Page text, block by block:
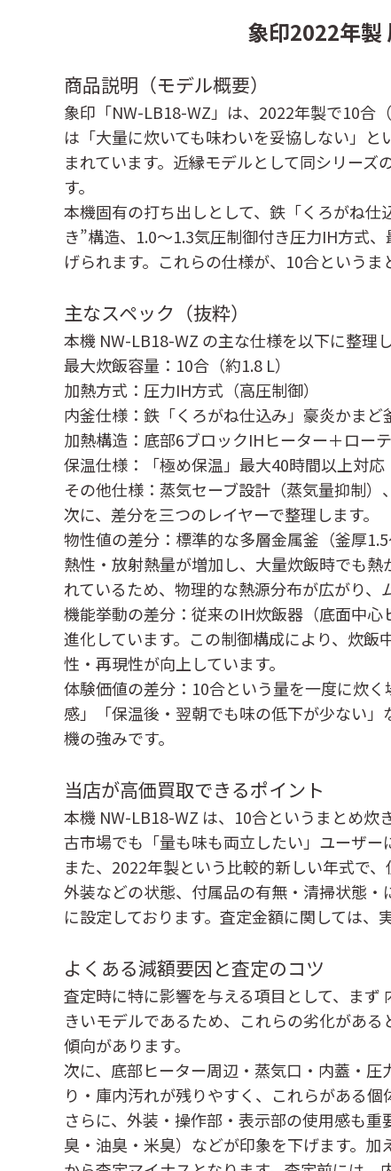
象印2022年製
商品説明（モデル概要）
象印「NW-LB18-WZ」は、2022年製で10合
は「大量に炊いても味わいを妥協しない」
まれています。近縁モデルとして同シリー
す。
本機固有の打ち出しとして、鉄「くろがね
き”構造、1.0〜1.3気圧制御付き圧力IH方式
げられます。これらの仕様が、10合という
主なスペック（抜粋）
本機 NW-LB18-WZ の主な仕様を以下に整理し
最大炊飯容量：10合（約1.8 L）
加熱方式：圧力IH方式（高圧制御）
内釜仕様：鉄「くろがね仕込み」豪炎かまど
加熱構造：底部6ブロックIHヒーター＋ロー
保温仕様：「極め保温」最大40時間以上対応
その他仕様：蒸気セーブ設計（蒸気量抑制
次に、差分を三つのレイヤーで整理します。
物性値の差分 ：標準的な多層金属釜（釜厚
熱性・放射熱量が増加し、大量炊飯時でも
れているため、物理的な熱源分布が広がり、
機能挙動の差分 ：従来のIH炊飯器（底面中
進化しています。この制御構成により、炊
性・再現性が向上しています。
体験価値の差分 ：10合という量を一度に炊
感」「保温後・翌朝でも味の低下が少ない
機の強みです。
当店が高価買取できるポイント
本機 NW-LB18-WZ は、10合というまとめ
古市場でも「量も味も両立したい」ユーザー
また、2022年製という比較的新しい年式で
外装などの状態、付属品の有無・清掃状態
に設定しております。査定金額に関しては、
よくある減額要因と査定のコツ
査定時に特に影響を与える項目として、まず
きいモデルであるため、これらの劣化があ
傾向があります。
次に、 底部ヒーター周辺・蒸気口・内蓋・圧
り・庫内汚れが残りやすく、これらがある個
さらに、 外装・操作部・表示部の使用感も重
臭・油臭・米臭）などが印象を下げます。加え